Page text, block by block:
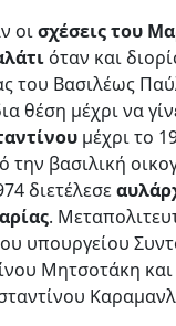
οισχέσεις του
όταν και
του Βασιλέως
θέση μέχρι να
μέχρι το
την βασιλική
διετέλεσε
.
υπουργείου
Μητσοτάκη και